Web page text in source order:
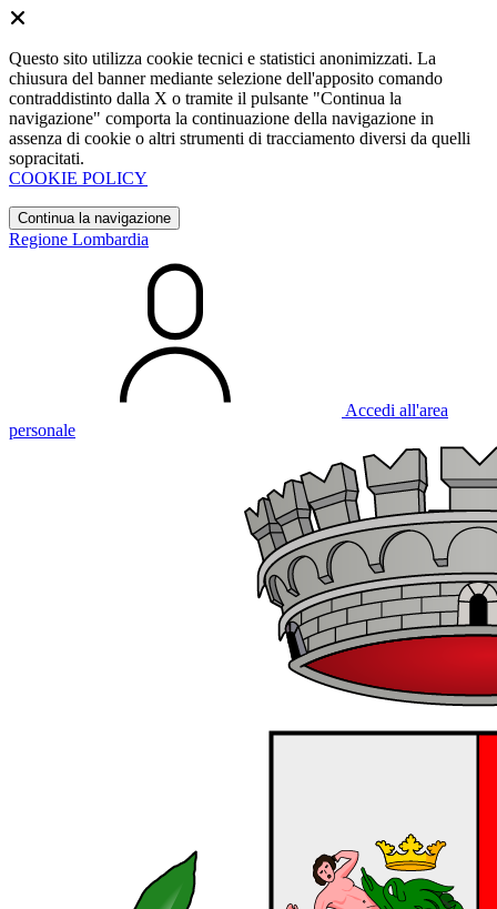
Questo sito utilizza cookie tecnici e statistici anonimizzati. La
chiusura del banner mediante selezione dell'apposito comando
contraddistinto dalla X o tramite il pulsante "Continua la
navigazione" comporta la continuazione della navigazione in
assenza di cookie o altri strumenti di tracciamento diversi da quelli
sopracitati.
COOKIE POLICY
Continua la navigazione
Regione Lombardia
Accedi all'area
personale